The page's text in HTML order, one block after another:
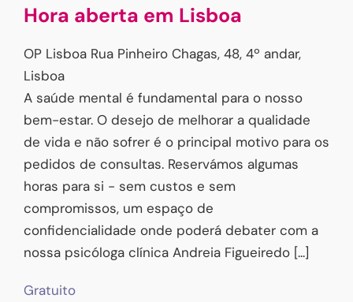
Hora aberta em Lisboa
OP Lisboa Rua Pinheiro Chagas, 48, 4º andar,
Lisboa
A saúde mental é fundamental para o nosso
bem-estar. O desejo de melhorar a qualidade
de vida e não sofrer é o principal motivo para os
pedidos de consultas. Reservámos algumas
horas para si - sem custos e sem
compromissos, um espaço de
confidencialidade onde poderá debater com a
nossa psicóloga clínica Andreia Figueiredo [...]
Gratuito